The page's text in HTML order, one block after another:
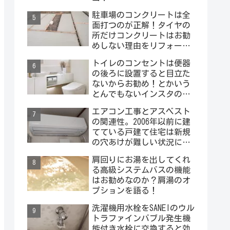
駐車場のコンクリートは全
面打つのが正解！タイヤの
所だけコンクリートはお勧
めしない理由をリフォーム
トイレのコンセントは便器
の後ろに設置すると目立た
ないからお勧め！とかいう
とんでもないインスタの投
エアコン工事とアスベスト
の関連性。2006年以前に建
てている戸建て住宅は新規
の穴あけが難しい状況にな
ベストが入っている場合は
どうするの？
肩回りにお湯を出してくれ
る高級システムバスの機能
はお勧めなのか？肩湯のオ
プションを語る！
洗濯機用水栓をSANEIのウル
トラファインバブル発生機
能付き水栓に交換すると効